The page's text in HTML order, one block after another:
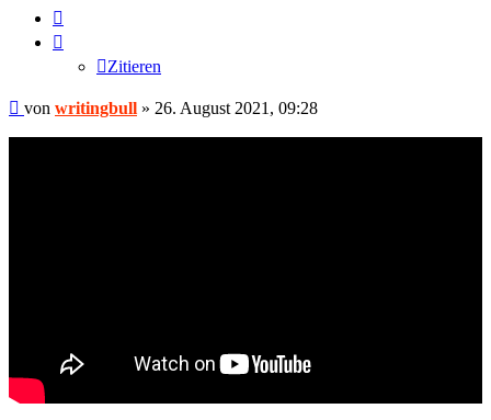
Zitieren
Beitrag
von writingbull » 26. August 2021, 09:28